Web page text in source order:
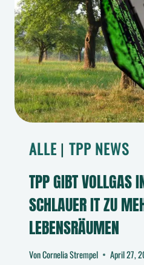
ALLE | TPP NEWS
TPP GIBT VOLLGAS
SCHLAUER IT ZU
LEBENSRÄUMEN
VonCornelia Strempel April 27,